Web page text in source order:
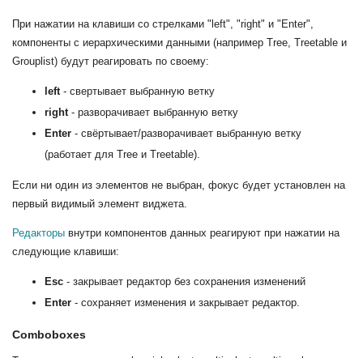
При нажатии на клавиши со стрелками "left", "right" и "Enter",
компоненты c иерархическими данными (например Tree, Treetable и
Grouplist) будут реагировать по своему:
left - свертывает выбранную ветку
right - разворачивает выбранную ветку
Enter - свёртывает/разворачивает выбранную ветку
(работает для Tree и Treetable).
Если ни один из элементов не выбран, фокус будет установлен на
первый видимый элемент виджета.
Редакторы внутри компонентов данных реагируют при нажатии на
следующие клавиши:
Esc - закрывает редактор без сохранения изменений
Enter - сохраняет изменения и закрывает редактор.
Comboboxes